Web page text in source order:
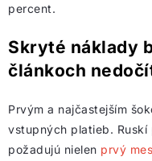
percent.
Skryté náklady
článkoch
Prvým a najčastejším
vstupných platieb. Ruskí
požadujú nielen prvý